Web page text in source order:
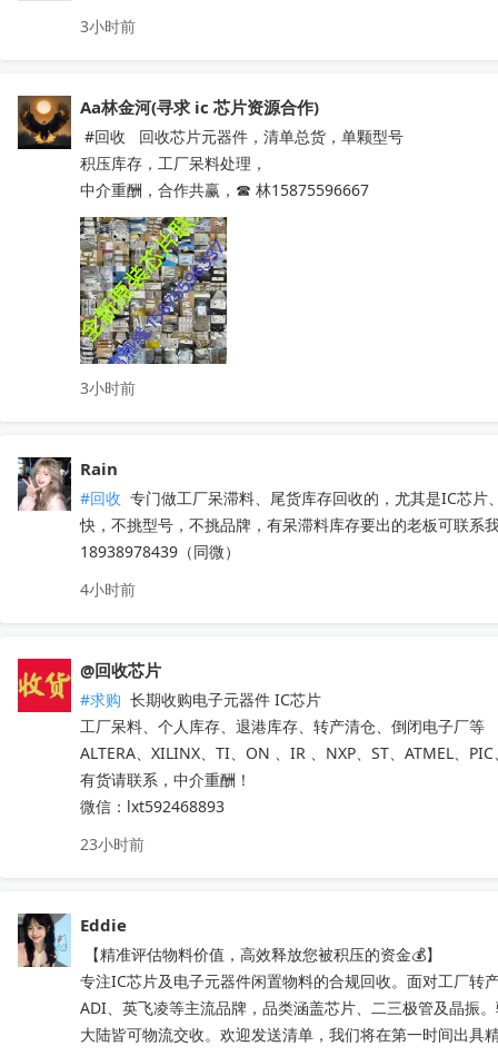
3小时前
Aa林金河(寻求 ic 芯片资源合作)
积压库存，工厂呆料处理，
中介重酬，合作共赢，☎ 林15875596667
3小时前
Rain
#回收 专门做工厂呆滞料、尾货库存回收的，尤其是IC芯
快，不挑型号，不挑品牌，有呆滞料库存要出的老板可联系
18938978439（同微）
4小时前
@回收芯片
#求购 长期收购电子元器件 IC芯片
工厂呆料、个人库存、退港库存、转产清仓、倒闭电子厂等
ALTERA、XILINX、TI、ON 、IR 、NXP、ST、ATMEL、
有货请联系，中介重酬！
微信：lxt592468893
23小时前
Eddie
专注IC芯片及电子元器件闲置物料的合规回收。面对工厂转
ADI、英飞凌等主流品牌，品类涵盖芯片、二三极管及晶振
大陆皆可物流交收。欢迎发送清单，我们将在第一时间出具